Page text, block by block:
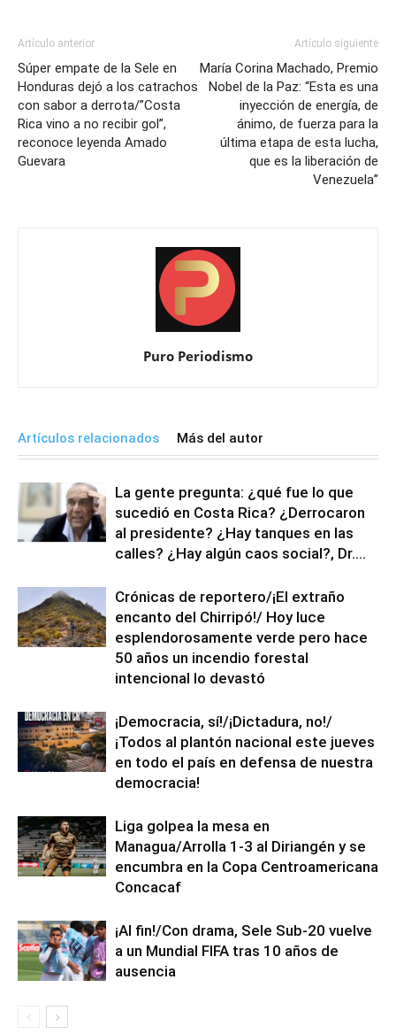
Artículo anterior
Súper empate de la Sele en
Honduras dejó a los catrachos
con sabor a derrota/”Costa
Rica vino a no recibir gol”,
reconoce leyenda Amado
Guevara
Artículo siguiente
María Corina Machado, Premio
Nobel de la Paz: “Esta es una
inyección de energía, de
ánimo, de fuerza para la
última etapa de esta lucha,
que es la liberación de
Venezuela”
Puro Periodismo
Artículos relacionados Más del autor
La gente pregunta: ¿qué fue lo que
sucedió en Costa Rica? ¿Derrocaron
al presidente? ¿Hay tanques en las
calles? ¿Hay algún caos social?, Dr....
Crónicas de reportero/¡El extraño
encanto del Chirripó!/ Hoy luce
esplendorosamente verde pero hace
50 años un incendio forestal
intencional lo devastó
¡Democracia, sí!/¡Dictadura, no!/
¡Todos al plantón nacional este jueves
en todo el país en defensa de nuestra
democracia!
Liga golpea la mesa en
Managua/Arrolla 1-3 al Diriangén y se
encumbra en la Copa Centroamericana
Concacaf
¡Al fin!/Con drama, Sele Sub-20 vuelve
a un Mundial FIFA tras 10 años de
ausencia